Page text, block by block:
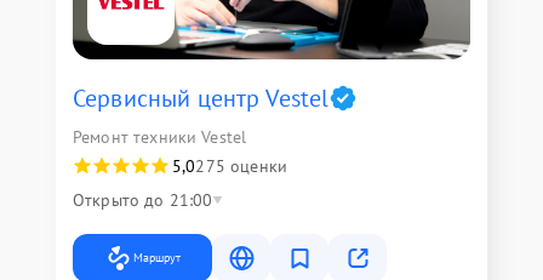
Сервисный центр Vestel
Ремонт техники Vestel
5,0275 оценки
Открыто до 21:00
Маршрут